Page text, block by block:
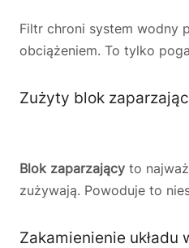
Filtr chroni system wodny
obciążeniem. To tylko
Zużyty blok
Blok zaparzający to
zużywają. Powoduje to
Zakamienienie układu